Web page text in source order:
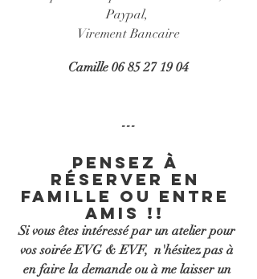
Paypal,
Virement Bancaire
Camille 06 85 27 19 04
---
Pensez à
réserver en
famille ou entre
amis !!
Si vous êtes intéressé par un atelier pour
vos soirée EVG & EVF,  n'hésitez pas à
en faire la demande ou à me laisser un